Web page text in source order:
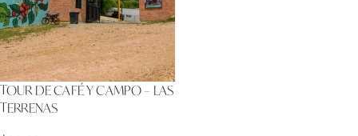
TOUR DE CAFÉ Y CAMPO – LAS
TERRENAS